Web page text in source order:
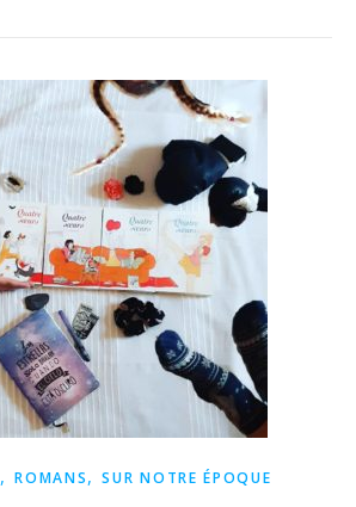
,ROMANS,SUR NOTRE ÉPOQUE